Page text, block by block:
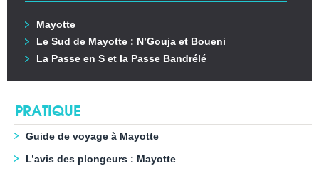
Mayotte
Le Sud de Mayotte : N’Gouja et Boueni
La Passe en S et la Passe Bandrélé
PRATIQUE
Guide de voyage à Mayotte
L’avis des plongeurs : Mayotte